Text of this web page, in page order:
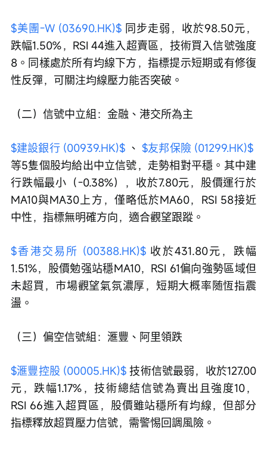
$美團-W (03690.HK)$ 同步走弱，收於98.50元，
跌幅1.50%，RSI 44進入超賣區，技術買入信號強度
8。同樣處於所有均線下方，指標提示短期或有修復
性反彈，可關注均線壓力能否突破。
（二）信號中立組：金融、港交所為主
$建設銀行 (00939.HK)$ 、 $友邦保險 (01299.HK)$
等5隻個股均給出中立信號，走勢相對平穩。其中建
行跌幅最小（-0.38%），收於7.80元，股價運行於
MA10與MA30上方，僅略低於MA60，RSI 58接近
中性，指標無明確方向，適合觀望跟蹤。
$香港交易所 (00388.HK)$ 收於431.80元，跌幅
1.51%，股價勉强站穩MA10，RSI 61偏向強勢區域但
未超買，市場觀望氣氛濃厚，短期大概率随恆指震
盪。
（三）偏空信號組：滙豐、阿里領跌
$滙豐控股 (00005.HK)$ 技術信號最弱，收於127.00
元，跌幅1.17%，技術總結信號為賣出且強度10，
RSI 66進入超買區，股價雖站穩所有均線，但部分
指標釋放超買壓力信號，需警惕回調風險。